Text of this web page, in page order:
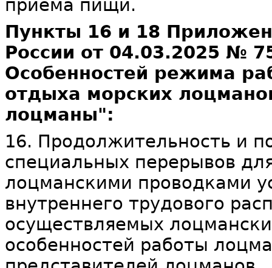
приема пищи.
Пункты 16 и 18
России от 04.03.2025 №
Особенностей режима
отдыха морских
лоцманы":
16. Продолжительность и
специальных перерывов
лоцманскими проводками
внутреннего трудового
осуществляемых
особенностей работы